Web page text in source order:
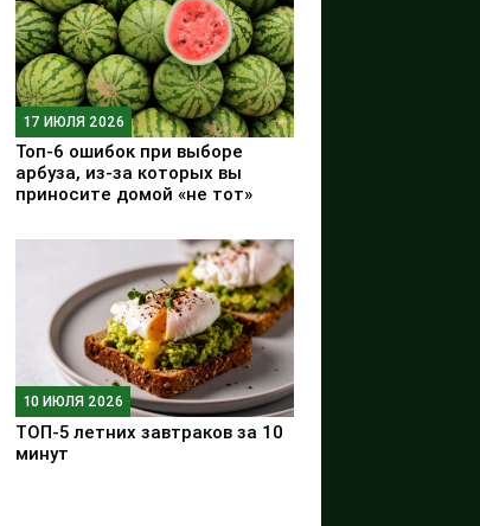
17 ИЮЛЯ 2026
Топ-6 ошибок при выборе
арбуза, из-за которых вы
приносите домой «не тот»
10 ИЮЛЯ 2026
ТОП-5 летних завтраков за 10
минут